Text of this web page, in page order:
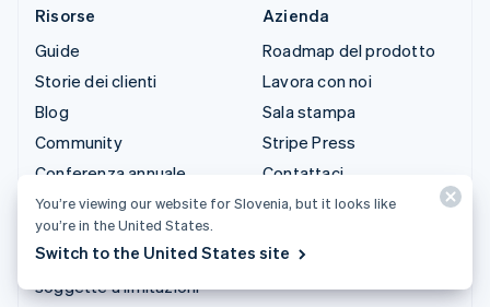
Risorse
Guide
Storie dei clienti
Blog
Community
Conferenza annuale
Sessions
Privacy e termini
Attività vietate e
soggette a limitazioni
Azienda
Roadmap del prodotto
Lavora con noi
Sala stampa
Stripe Press
Contattaci
You’re viewing our website for Slovenia, but it looks like
you’re in the United States.
Switch to the United States site